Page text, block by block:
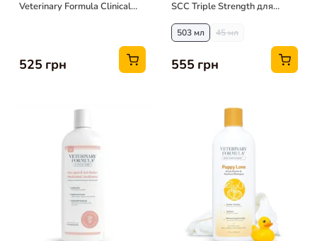
Veterinary Formula Clinical
525 грн
SCC Triple Strength для
503 мл 45 мл
555 грн